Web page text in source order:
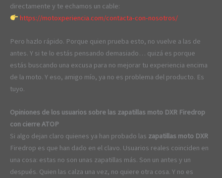
directamente y te echamos un cable:
https://motoxperiencia.com/contacta-con-nosotros/
Pero hazlo rápido. Porque quien prueba esto, no vuelve a las de
antes. Y si te lo estás pensando demasiado… quizá es porque
estás buscando una excusa para no mejorar tu experiencia encima
de la moto. Y eso, amigo mío, ya no es problema del producto. Es
tuyo.
Opiniones de los usuarios sobre las zapatillas moto DXR Firedrop
con cierre ATOP
Si algo dejan claro quienes ya han probado las zapatillas moto DXR
Firedrop es que han dado en el clavo. Usuarios reales coinciden en
una cosa: estas no son unas zapatillas más. Son un antes y un
después. Quien las calza una vez, no quiere otra cosa. Y no es